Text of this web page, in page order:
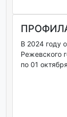
В 2024 году
Режевского
по 01